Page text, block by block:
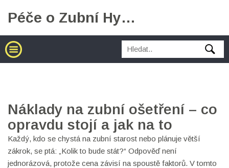
Péče o Zubní Hygienu
Náklady na zubní ošetření – co
opravdu stojí a jak na to
Každý, kdo se chystá na zubní starost nebo plánuje větší
zákrok, se ptá: „Kolik to bude stát?“ Odpověď není
jednorázová, protože cena závisí na spoustě faktorů. V tomto